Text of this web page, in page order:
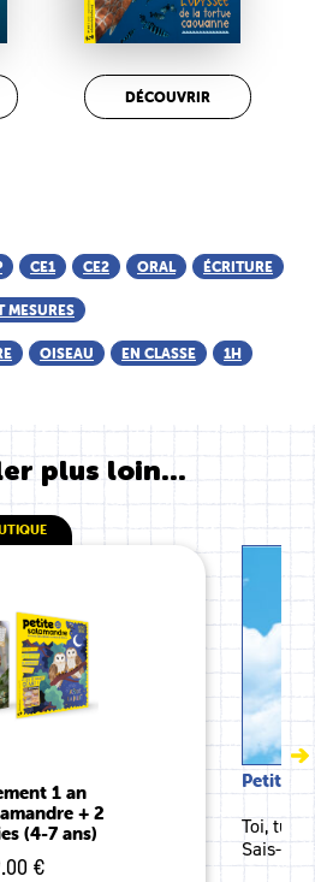
DÉCOUVRIR
CE1 CE2 ORAL ÉCRITURE
MESURES
OISEAU EN CLASSE 1H
plus loin...
1 an
+ 2
(4-7 ans)
€
Petite
Toi, tu
Sais-tu